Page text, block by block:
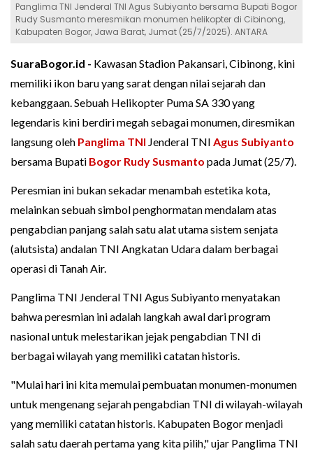
Panglima TNI Jenderal TNI Agus Subiyanto bersama Bupati Bogor
Rudy Susmanto meresmikan monumen helikopter di Cibinong,
Kabupaten Bogor, Jawa Barat, Jumat (25/7/2025). ANTARA
SuaraBogor.id - Kawasan Stadion Pakansari, Cibinong, kini
memiliki ikon baru yang sarat dengan nilai sejarah dan
kebanggaan. Sebuah Helikopter Puma SA 330 yang
legendaris kini berdiri megah sebagai monumen, diresmikan
langsung oleh Panglima TNI Jenderal TNI Agus Subiyanto
bersama Bupati Bogor Rudy Susmanto pada Jumat (25/7).
Peresmian ini bukan sekadar menambah estetika kota,
melainkan sebuah simbol penghormatan mendalam atas
pengabdian panjang salah satu alat utama sistem senjata
(alutsista) andalan TNI Angkatan Udara dalam berbagai
operasi di Tanah Air.
Panglima TNI Jenderal TNI Agus Subiyanto menyatakan
bahwa peresmian ini adalah langkah awal dari program
nasional untuk melestarikan jejak pengabdian TNI di
berbagai wilayah yang memiliki catatan historis.
"Mulai hari ini kita memulai pembuatan monumen-monumen
untuk mengenang sejarah pengabdian TNI di wilayah-wilayah
yang memiliki catatan historis. Kabupaten Bogor menjadi
salah satu daerah pertama yang kita pilih," ujar Panglima TNI